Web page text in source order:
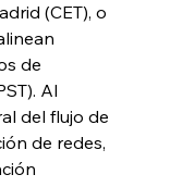
(CET), o
de
Al
del flujo de
de redes,